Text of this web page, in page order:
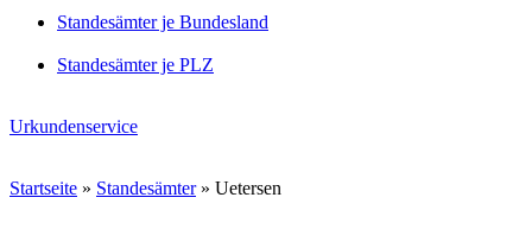
Standesämter je Bundesland
Standesämter je PLZ
Urkundenservice
Startseite » Standesämter» Uetersen